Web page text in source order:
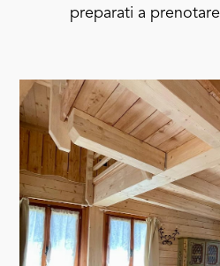
preparati a